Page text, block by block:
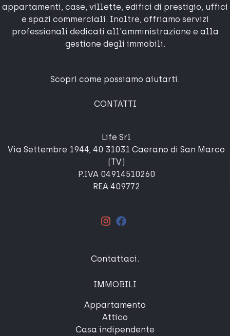
appartamenti, case, villette, edifici di prestigio, uffici
e spazi commerciali. Inoltre, offriamo servizi
professionali dedicati all'amministrazione e alla
gestione degli immobili.
Scopri come possiamo aiutarti.
CONTATTI
Life Srl
Via Settembre 1944, 40 31031 Caerano di San Marco
(TV)
P.IVA 04914510260
REA 409772
Contattaci .
IMMOBILI
Appartamento
Attico
Casa indipendente